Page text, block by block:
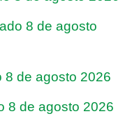
8 de agosto
8 de agosto 2026
8 de agosto 2026